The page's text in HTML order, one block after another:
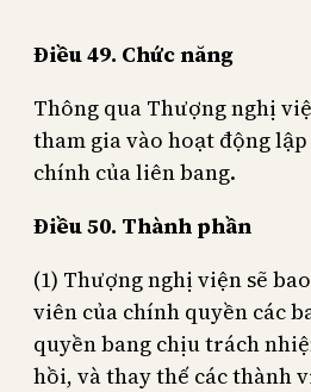
Điều 49. Chức năng
Thông qua Thượng nghị
tham gia vào hoạt động
chính của liên bang.
Điều 50. Thành phần
(1) Thượng nghị viện sẽ
viên của chính quyền các
quyền bang chịu trách
hồi, và thay thế các thành